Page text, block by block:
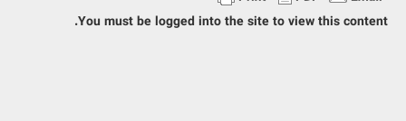
You must be logged into the site to view this content.